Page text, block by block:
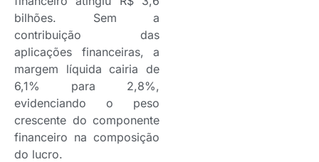
bilhões. Sem a
contribuição das
aplicações financeiras, a
margem líquida cairia de
6,1% para 2,8%,
evidenciando o peso
crescente do componente
financeiro na composição
do lucro.